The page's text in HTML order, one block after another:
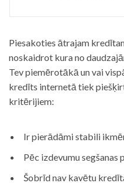
Piesakoties ātrajam
noskaidrot kura no
Tev piemērotākā un vai
kredīts internetā tiek
kritērijiem:
Ir pierādāmi stabili
Pēc izdevumu
Šobrīd nav kavētu